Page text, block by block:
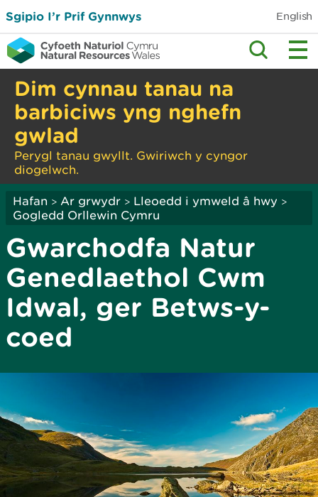
Sgipio I’r Prif Gynnwys English
Dim cynnau tanau na
barbiciws yng nghefn
gwlad
Perygl tanau gwyllt. Gwiriwch y cyngor
diogelwch.
Hafan > Ar grwydr > Lleoedd i ymweld â hwy >
Gogledd Orllewin Cymru
Gwarchodfa Natur
Genedlaethol Cwm
Idwal, ger Betws-y-
coed